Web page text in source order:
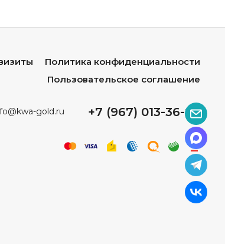
Политика конфиденциальности
Пользовательское соглашение
gold.ru +7 (967) 013-36-96